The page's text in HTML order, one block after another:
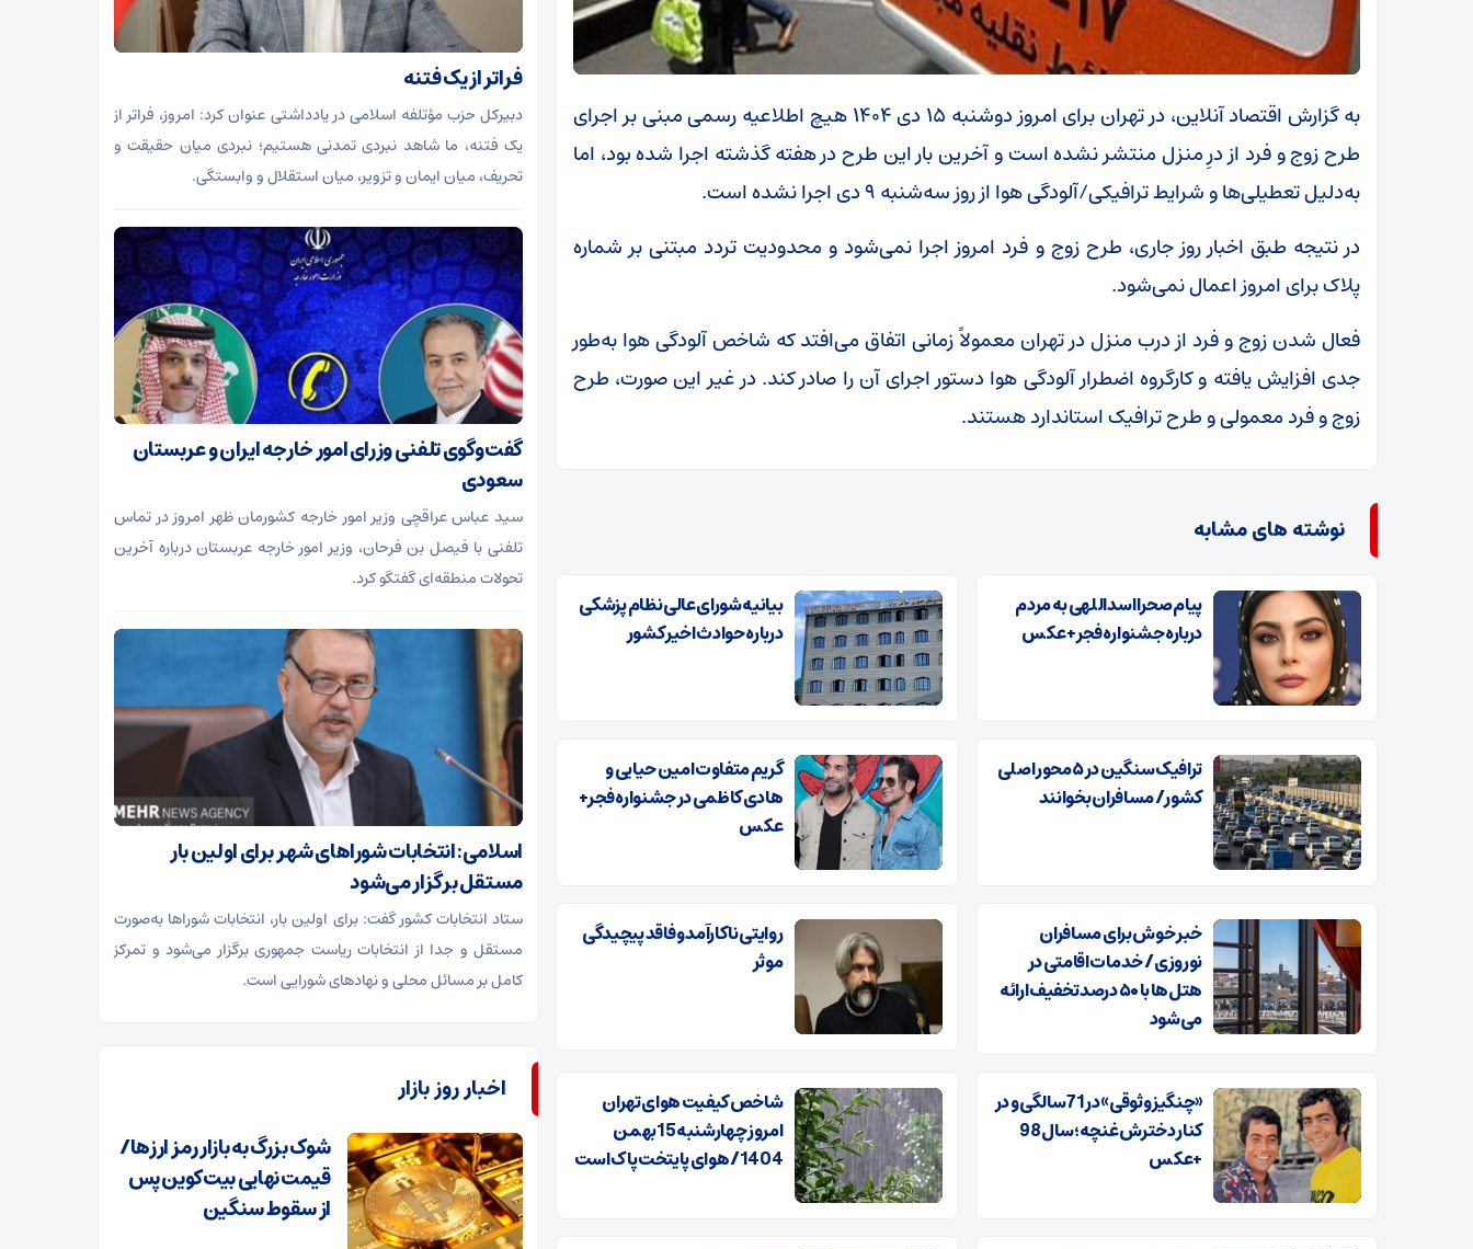
به گزارش اقتصاد آنلاین، درتهران
برای امروز دوشنبه ۱۵ دی ۱۴۰۴ هیچ اطلاعیه رسمی مبنی بر اجرای
طرح زوج و فرد از درِ منزل منتشر نشده است و آخرین بار این طرح در هفته گذشته اجرا شده بود، اما
به‌دلیل تعطیلی‌ها و شرایط‌ ترافیکی/آلودگی هوا از روز سه‌شنبه ۹ دی اجرا نشده است.
در نتیجه طبق اخبار روز جاری، طرح زوج و فرد امروز اجرا نمی‌شود و محدودیت تردد مبتنی بر شماره
پلاک برای امروز اعمال نمی‌شود.
فعال شدن زوج و فرد از درب منزل در تهران معمولاً زمانی اتفاق می‌افتد که شاخص آلودگی هوا به‌طور
جدی افزایش یافته و کارگروه اضطرار آلودگی هوا دستور اجرای آن را صادر کند. در غیر این صورت، طرح
زوج و فرد معمولی و طرح ترافیک استاندارد هستند.
نوشته های مشابه
پیام صحرا اسداللهی به مردم
درباره جشنواره فجر+ عکس
بیانیه شورای عالی نظام پزشکی
درباره حوادث اخیر کشور
ترافیک سنگین در ۵ محور اصلی
کشور/ مسافران بخوانند
گریم متفاوت امین حیایی و
هادی کاظمی در جشنواره فجر+
عکس
خبر خوش برای مسافران
نوروزی / خدمات اقامتی در
هتل‌ها با ۵۰ درصد تخفیف ارائه
می‌شود
روایتی ناکارآمد و فاقد پیچیدگی
موثر
«چنگیز وثوقی» در 71 سالگی و در
کنار دخترش غنچه؛ سال 98
+عکس
شاخص کیفیت هوای تهران
امروز چهارشنبه 15بهمن
1404/ هوای پایتخت پاک است
فراتر از یک فتنه
دبیرکل حزب مؤتلفه اسلامی در یادداشتی عنوان کرد: امروز، فراتر از
یک فتنه، ما شاهد نبردی تمدنی هستیم؛ نبردی میان حقیقت و
تحریف، میان ایمان و تزویر، میان استقلال و وابستگی.
گفت‌وگوی تلفنی وزرای امور خارجه ایران و عربستان
سعودی
سید عباس عراقچی وزیر امور خارجه کشورمان ظهر امروز در تماس
تلفنی با فیصل بن فرحان، وزیر امور خارجه عربستان درباره آخرین
تحولات منطقه‌ای گفتگو کرد.
اسلامی: انتخابات شوراهای شهر برای اولین بار
مستقل برگزار می‌شود
ستاد انتخابات کشور گفت: برای اولین بار، انتخابات شوراها به‌صورت
مستقل و جدا از انتخابات ریاست جمهوری برگزار می‌شود و تمرکز
کامل بر مسائل محلی و نهادهای شورایی است.
اخبار روز بازار
شوک بزرگ به بازار رمز ارزها/
قیمت نهایی بیت‌کوین پس
از سقوط سنگین